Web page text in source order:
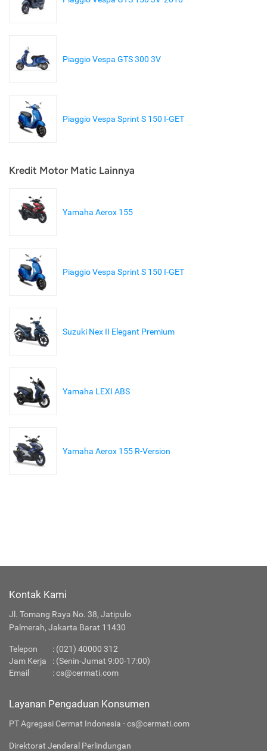
Piaggio Vespa GTS 300 3V
Piaggio Vespa Sprint S 150 I-GET
Kredit Motor Matic Lainnya
Yamaha Aerox 155
Piaggio Vespa Sprint S 150 I-GET
Suzuki Nex II Elegant Premium
Yamaha LEXI ABS
Yamaha Aerox 155 R-Version
Kontak Kami
Jl. Tomang Raya No. 38, Jatipulo
Palmerah, Jakarta Barat 11430
Telepon : (021) 40000 312
Jam Kerja
: (Senin-Jumat 9:00-17:00)
Email
:cs@cermati.com
Layanan Pengaduan Konsumen
PT Agregasi Cermat Indonesia - cs@cermati.com
Direktorat Jenderal Perlindungan